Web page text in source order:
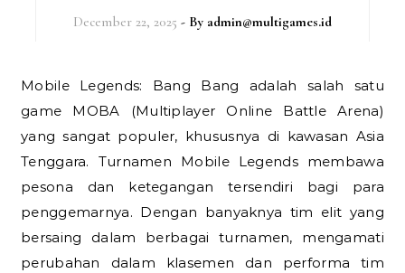
December 22, 2025 - By admin@multigames.id
Mobile Legends: Bang Bang adalah salah satu
game MOBA (Multiplayer Online Battle Arena)
yang sangat populer, khususnya di kawasan Asia
Tenggara. Turnamen Mobile Legends membawa
pesona dan ketegangan tersendiri bagi para
penggemarnya. Dengan banyaknya tim elit yang
bersaing dalam berbagai turnamen, mengamati
perubahan dalam klasemen dan performa tim